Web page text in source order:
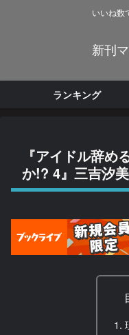
いいね数
新刊
ランキング
『アイドル辞め
か!? 4』三吉汐美